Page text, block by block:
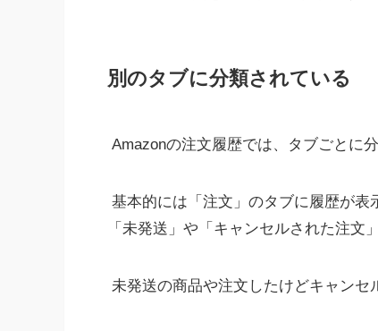
別のタブに分類されている
Amazonの注文履歴では、タブごとに
基本的には「注文」のタブに履歴が表
「未発送」や「キャンセルされた注文
未発送の商品や注文したけどキャンセ